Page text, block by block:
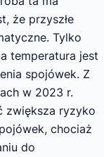
że przyszłe
Tylko
temperatura jest
spojówek. Z
w 2023 r.
zwiększa ryzyko
chociaż
do